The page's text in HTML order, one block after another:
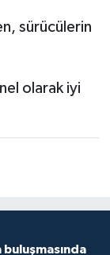
sürücülerin
olarak iyi